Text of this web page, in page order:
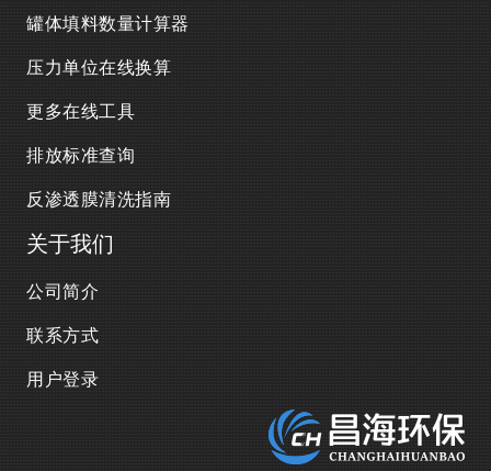
罐体填料数量计算器
压力单位在线换算
更多在线工具
排放标准查询
反渗透膜清洗指南
关于我们
公司简介
联系方式
用户登录